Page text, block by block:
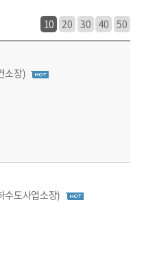
10 20 30 40 50
소장)
수도사업소장)